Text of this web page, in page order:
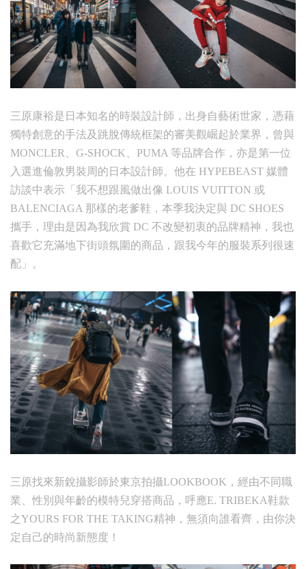
三原康裕是日本知名的時裝設計師，出身自藝術世家，憑藉
獨特創意的手法及跳脫傳統框架的審美觀崛起於業界，曾與
MONCLER、G-SHOCK、PUMA 等品牌合作，亦是第一位
入選進倫敦男裝周的日本設計師。他在 HYPEBEAST 媒體
訪談中表示「我不想跟風做出像 LOUIS VUITTON 或
BALENCIAGA 那樣的老爹鞋，本季我決定與 DC SHOES
攜手，理由是因為我欣賞 DC 不改變初衷的品牌精神，我也
喜歡它充滿地下街頭氛圍的商品，跟我今年的服裝系列很速
配」。
三原找來新銳攝影師於東京拍攝LOOKBOOK，經由不同職
業、性別與年齡的模特兒穿搭商品，呼應E. TRIBEKA鞋款
之YOURS FOR THE TAKING精神，無須向誰看齊，由你決
定自己的時尚新態度！